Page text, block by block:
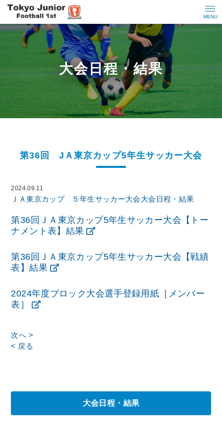
MENU
大会日程・結果
第36回 JＡ東京カップ5年生サッカー大会
2024.09.11
ＪＡ東京カップ ５年生サッカー大会大会日程・結果
第36回ＪＡ東京カップ5年生サッカー大会【トー
ナメント表】結果
第36回ＪＡ東京カップ5年生サッカー大会【戦績
表】結果
2024年度ブロック大会選手登録用紙［メンバー
表］
次へ >
< 戻る
大会日程・結果